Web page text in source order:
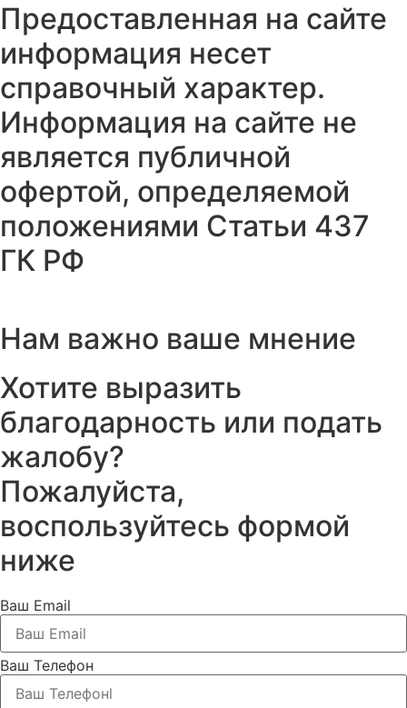
Предоставленная на сайте
информация несет
справочный характер.
Информация на сайте не
является публичной
офертой, определяемой
положениями Статьи 437
ГК РФ
Нам важно ваше мнение
Хотите выразить
благодарность или подать
жалобу?
Пожалуйста,
воспользуйтесь формой
ниже
Ваш Email
Ваш Телефон